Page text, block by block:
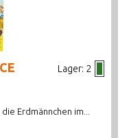
Lager: 2
Erdmännchen im...